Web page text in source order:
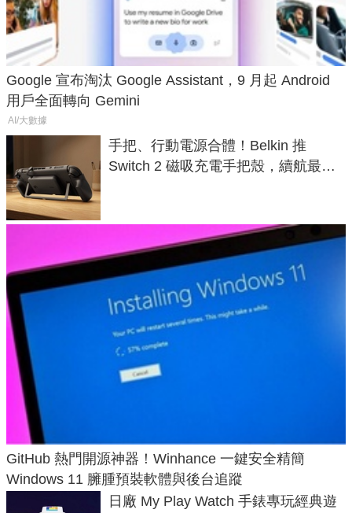
Google 宣布淘汰 Google Assistant，9 月起 Android
用戶全面轉向 Gemini
AI/大數據
手把、行動電源合體！Belkin 推
Switch 2 磁吸充電手把殼，續航最高
GitHub 熱門開源神器！Winhance 一鍵安全精簡
Windows 11 臃腫預裝軟體與後台追蹤
日廠 My Play Watch 手錶專玩經典遊